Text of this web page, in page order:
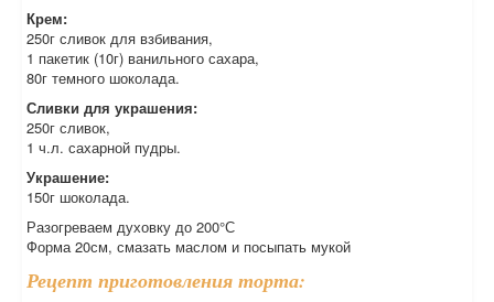
Крем:
250г сливок для взбивания,
1 пакетик (10г) ванильного сахара,
80г темного шоколада.
Сливки для украшения:
250г сливок,
1 ч.л. сахарной пудры.
Украшение:
150г шоколада.
Разогреваем духовку до 200°С
Форма 20см, смазать маслом и посыпать мукой
Рецепт приготовления торта: